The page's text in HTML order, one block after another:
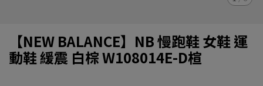
【NEW BALANCE】NB 慢跑鞋 女鞋 運
動鞋 緩震 白棕 W108014E-D楦